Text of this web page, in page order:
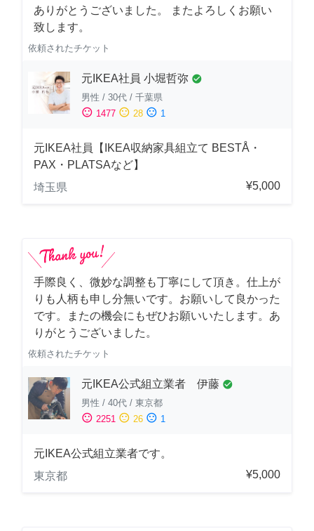
ありがとうございました。 またよろしくお願い
致します。
依頼されたチケット
元IKEA社員 小堀哲弥 check_circle
男性 / 30代 / 千葉県
sentiment_satisfied 1477 sentiment_neutral 28 sentiment_dissatisfied 1
元IKEA社員【IKEA収納家具組立て BESTÅ・
PAX・PLATSAなど】
埼玉県
¥5,000
手際良く、微妙な調整も丁寧にして頂き。仕上が
りも人柄も申し分無いです。お願いして良かった
です。またの機会にもぜひお願いいたします。あ
りがとうございました。
依頼されたチケット
元IKEA公式組立業者 伊藤 check_circle
男性 / 40代 / 東京都
sentiment_satisfied 2251 sentiment_neutral 26 sentiment_dissatisfied 1
元IKEA公式組立業者です。
東京都
¥5,000